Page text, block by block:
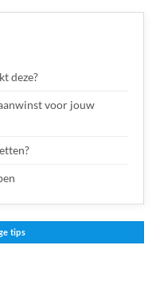
deze?
voor jouw
tips